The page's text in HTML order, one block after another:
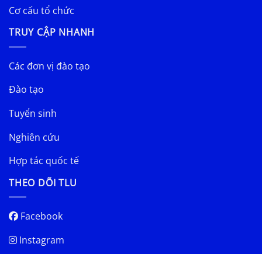
Cơ cấu tổ chức
TRUY CẬP NHANH
Các đơn vị đào tạo
Đào tạo
Tuyển sinh
Nghiên cứu
Hợp tác quốc tế
THEO DÕI TLU
Facebook
Instagram